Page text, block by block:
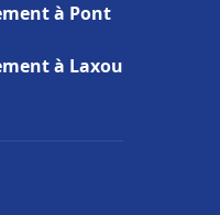
à Pont
à Laxou